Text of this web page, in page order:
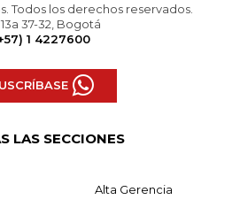
Todos los derechos reservados.
37-32, Bogotá
1 4227600
LAS SECCIONES
Alta Gerencia